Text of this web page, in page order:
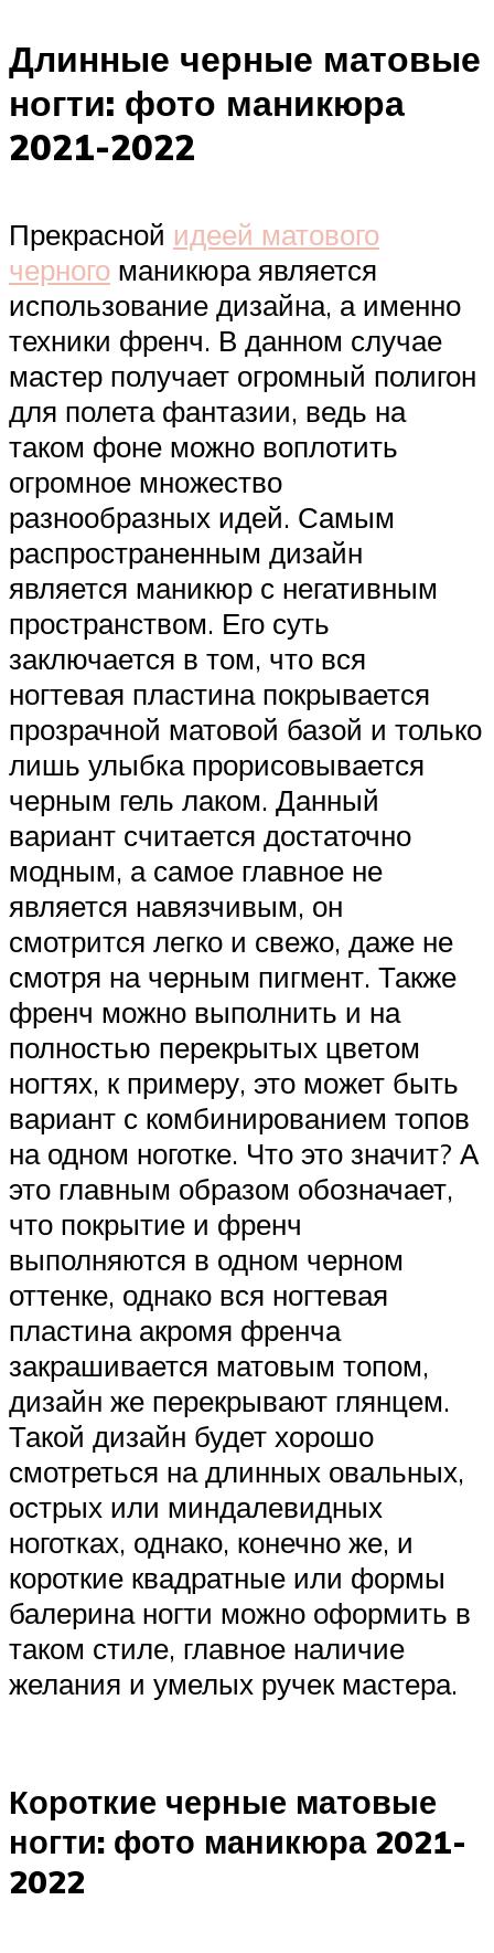
Длинные черные матовые
ногти: фото маникюра
2021-2022
Прекрасной идеей матового
черного маникюра является
использование дизайна, а именно
техники френч. В данном случае
мастер получает огромный полигон
для полета фантазии, ведь на
таком фоне можно воплотить
огромное множество
разнообразных идей. Самым
распространенным дизайн
является маникюр с негативным
пространством. Его суть
заключается в том, что вся
ногтевая пластина покрывается
прозрачной матовой базой и только
лишь улыбка прорисовывается
черным гель лаком. Данный
вариант считается достаточно
модным, а самое главное не
является навязчивым, он
смотрится легко и свежо, даже не
смотря на черным пигмент. Также
френч можно выполнить и на
полностью перекрытых цветом
ногтях, к примеру, это может быть
вариант с комбинированием топов
на одном ноготке. Что это значит? А
это главным образом обозначает,
что покрытие и френч
выполняются в одном черном
оттенке, однако вся ногтевая
пластина акромя френча
закрашивается матовым топом,
дизайн же перекрывают глянцем.
Такой дизайн будет хорошо
смотреться на длинных овальных,
острых или миндалевидных
ноготках, однако, конечно же, и
короткие квадратные или формы
балерина ногти можно оформить в
таком стиле, главное наличие
желания и умелых ручек мастера.
Короткие черные матовые
ногти: фото маникюра 2021-
2022